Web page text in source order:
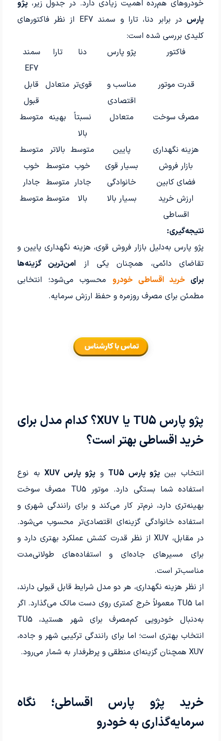
خودروهای هم‌رده اهمیت زیادی دارد. در جدول زیر،پژو
پارس
در برابر دنا، تارا و سمند EF7 از نظر فاکتورهای
کلیدی بررسی شده است:
فاکتور
پژو پارس دنا تارا
سمند
EF7
قدرت موتور
مناسب و
اقتصادی
قوی‌تر متعادل قابل
قبول
مصرف سوخت
متعادل
نسبتاً
بالا
بهینه متوسط
هزینه نگهداری پایین متوسط بالاتر
متوسط
بازار فروش
بسیار قوی خوب متوسط خوب
فضای کابین
خانوادگی جادار متوسط جادار
ارزش خرید
اقساطی
بسیار بالا بالا متوسط متوسط
نتیجه‌گیری:
پژو پارس به‌دلیل بازار فروش قوی، هزینه نگهداری پایین و
تقاضای دائمی، همچنان یکی از امن‌ترین گزینه‌ها
برای خرید اقساطی خودرو محسوب می‌شود؛ انتخابی
مطمئن برای مصرف روزمره و حفظ ارزش سرمایه.
پژو پارس TU5 یا XU7؟ کدام مدل برای
خرید اقساطی بهتر است؟
انتخاب بینپژو پارس TU5 وپژو پارس XU7
به نوع
استفاده شما بستگی دارد. موتور TU5 مصرف سوخت
بهینه‌تری دارد، نرم‌تر کار می‌کند و برای رانندگی شهری و
استفاده خانوادگی گزینه‌ای اقتصادی‌تر محسوب می‌شود.
در مقابل، XU7 از نظر قدرت کشش عملکرد بهتری دارد و
برای مسیرهای جاده‌ای و استفاده‌های طولانی‌مدت
مناسب‌تر است.
از نظر هزینه نگهداری، هر دو مدل شرایط قابل قبولی دارند،
اما TU5 معمولاً خرج کمتری روی دست مالک می‌گذارد. اگر
به‌دنبال خودرویی کم‌مصرف برای شهر هستید، TU5
انتخاب بهتری است؛ اما برای رانندگی ترکیبی شهر و جاده،
XU7 همچنان گزینه‌ای منطقی و پرطرفدار به شمار می‌رود.
خرید پژو پارس اقساطی؛ نگاه
سرمایه‌گذاری به خودرو